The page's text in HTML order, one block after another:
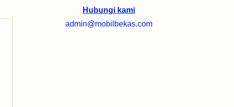
Hubungi kami
admin@mobilbekas.com